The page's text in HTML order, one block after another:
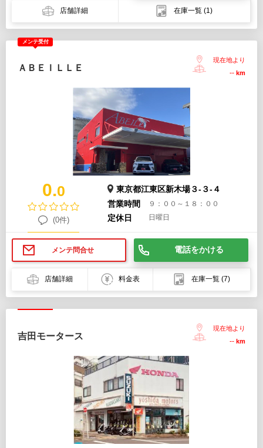
店舗詳細 在庫一覧 (1)
メンテ受付
ＡＢＥＩＬＬＥ
現在地より
-- km
0.0
(0件)
東京都江東区新木場３-３-４
営業時間
９：００～１８：００
定休日 日曜日
メンテ問合せ 電話をかける
店舗詳細 料金表 在庫一覧 (7)
吉田モータース
現在地より
-- km